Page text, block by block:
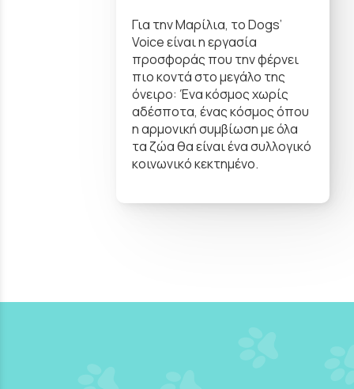
Για την Μαρίλια, το Dogs’
Voice είναι η εργασία
προσφοράς που την φέρνει
πιο κοντά στο μεγάλο της
όνειρο: Ένα κόσμος χωρίς
αδέσποτα, ένας κόσμος όπου
η αρμονική συμβίωση με όλα
τα ζώα θα είναι ένα συλλογικό
κοινωνικό κεκτημένο.